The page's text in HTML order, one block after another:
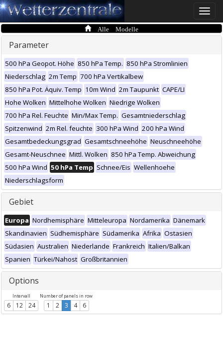
Toggle
Alle Modelle
Parameter
500 hPa Geopot. Höhe 850 hPa Temp. 850 hPa Stromlinien
Niederschlag 2m Temp 700 hPa Vertikalbew
850 hPa Pot. Äquiv. Temp 10m Wind 2m Taupunkt CAPE/LI
Hohe Wolken Mittelhohe Wolken Niedrige Wolken
700 hPa Rel. Feuchte Min/Max Temp. Gesamtniederschlag
Spitzenwind 2m Rel. feuchte 300 hPa Wind 200 hPa Wind
Gesamtbedeckungsgrad Gesamtschneehöhe Neuschneehöhe
Gesamt-Neuschnee Mittl. Wolken 850 hPa Temp. Abweichung
500 hPa Wind 50 hPa Temp Schnee/Eis Wellenhoehe
Niederschlagsform
Gebiet
Europa Nordhemisphäre Mitteleuropa Nordamerika Dänemark
Skandinavien Südhemisphäre Südamerika Afrika Ostasien
Südasien Australien Niederlande Frankreich Italien/Balkan
Spanien Türkei/Nahost Großbritannien
Options
Intervall
6 12 24
Number of panels in row
1 2 3 4 6